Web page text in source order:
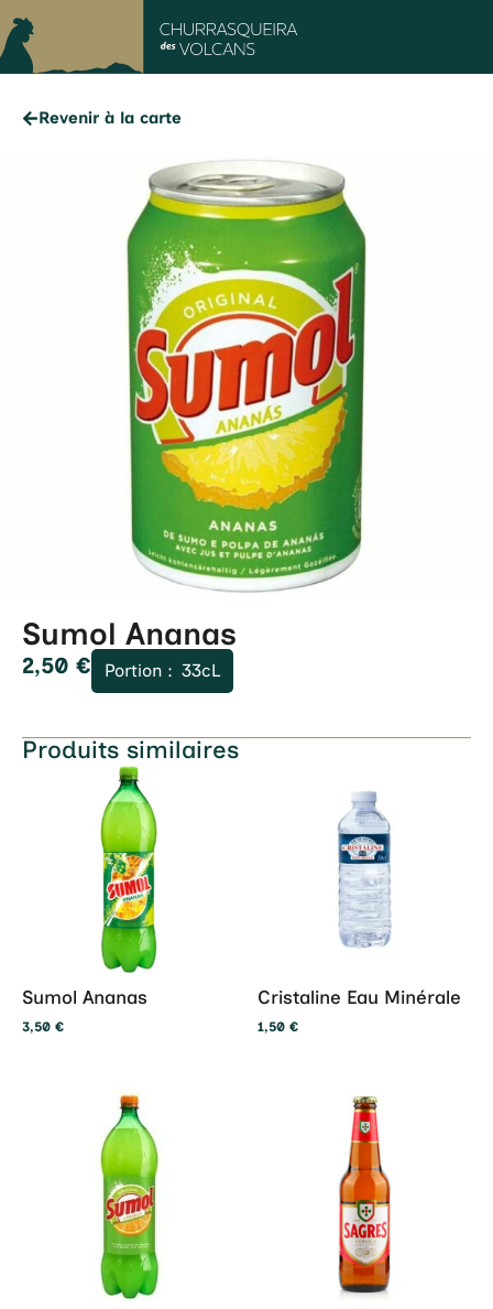
Revenir à la carte
Sumol Ananas
2,50 € Portion : 33cL
Produits similaires
Sumol Ananas
3,50 €
Cristaline Eau Minérale
1,50 €